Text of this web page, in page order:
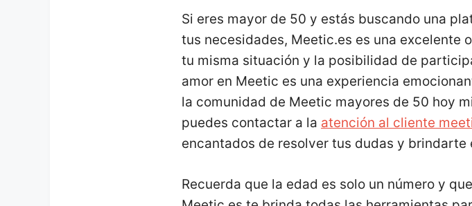
Si eres mayor de 50 y estás buscando una
tus necesidades, Meetic.es es una excelente
tu misma situación y la posibilidad de
amor en Meetic es una experiencia
la comunidad de Meetic mayores de 50 hoy
puedes contactar a la atención al cliente
encantados de resolver tus dudas y brindarte
Recuerda que la edad es solo un número y